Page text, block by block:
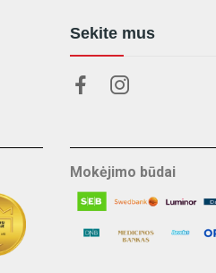
Sekite mus
Mokėjimo būdai